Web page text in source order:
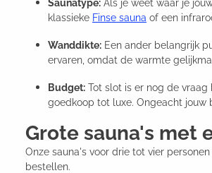
Saunatype: Als je weet waar je
klassieke Finse sauna of een
Wanddikte: Een ander belangrijk
ervaren, omdat de warmte
Budget: Tot slot is er nog de
goedkoop tot luxe. Ongeacht jouw
Grote sauna's met
Onze sauna's voor drie tot vier
bestellen.